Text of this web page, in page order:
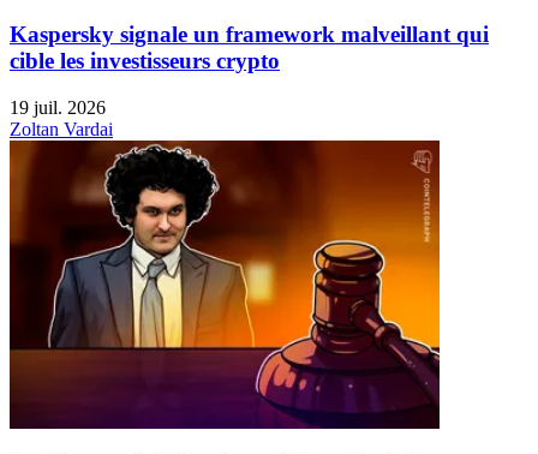
Kaspersky signale un framework malveillant qui
cible les investisseurs crypto
19 juil. 2026
Zoltan Vardai